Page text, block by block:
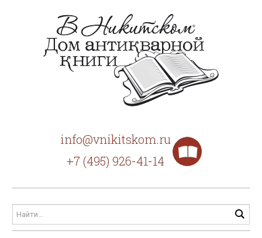
info@vnikitskom.ru
+7 (495) 926-41-14